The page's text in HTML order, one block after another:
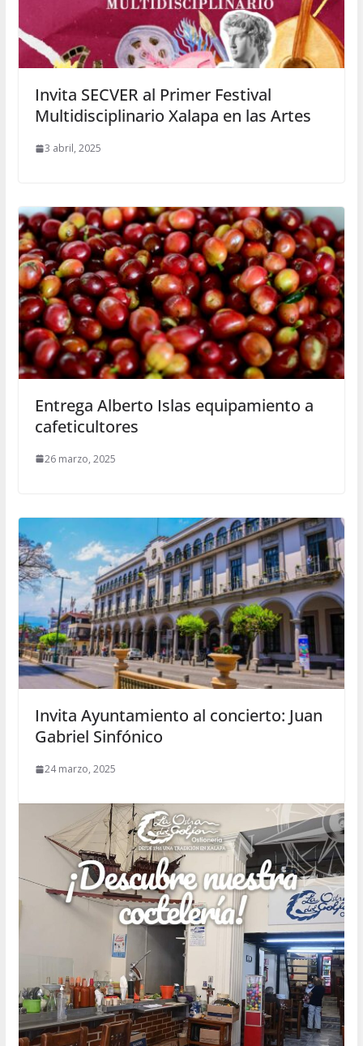
Invita SECVER al Primer Festival
Multidisciplinario Xalapa en las Artes
3 abril, 2025
Entrega Alberto Islas equipamiento a
cafeticultores
26 marzo, 2025
Invita Ayuntamiento al concierto: Juan
Gabriel Sinfónico
24 marzo, 2025